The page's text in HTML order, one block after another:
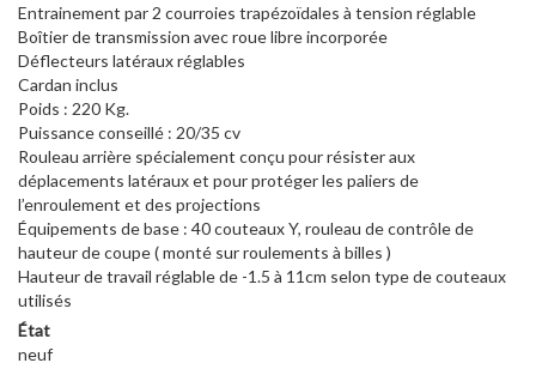
Entrainement par 2 courroies trapézoïdales à tension réglable
Boîtier de transmission avec roue libre incorporée
Déflecteurs latéraux réglables
Cardan inclus
Poids : 220 Kg.
Puissance conseillé : 20/35 cv
Rouleau arrière spécialement conçu pour résister aux
déplacements latéraux et pour protéger les paliers de
l’enroulement et des projections
Équipements de base : 40 couteaux Y, rouleau de contrôle de
hauteur de coupe ( monté sur roulements à billes )
Hauteur de travail réglable de -1.5 à 11cm selon type de couteaux
utilisés
État
neuf